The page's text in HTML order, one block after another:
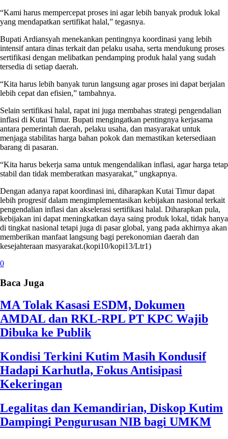
“Kami harus mempercepat proses ini agar lebih banyak produk lokal
yang mendapatkan sertifikat halal,” tegasnya.
Bupati Ardiansyah menekankan pentingnya koordinasi yang lebih
intensif antara dinas terkait dan pelaku usaha, serta mendukung proses
sertifikasi dengan melibatkan pendamping produk halal yang sudah
tersedia di setiap daerah.
“Kita harus lebih banyak turun langsung agar proses ini dapat berjalan
lebih cepat dan efisien,” tambahnya.
Selain sertifikasi halal, rapat ini juga membahas strategi pengendalian
inflasi di Kutai Timur. Bupati mengingatkan pentingnya kerjasama
antara pemerintah daerah, pelaku usaha, dan masyarakat untuk
menjaga stabilitas harga bahan pokok dan memastikan ketersediaan
barang di pasaran.
“Kita harus bekerja sama untuk mengendalikan inflasi, agar harga tetap
stabil dan tidak memberatkan masyarakat,” ungkapnya.
Dengan adanya rapat koordinasi ini, diharapkan Kutai Timur dapat
lebih progresif dalam mengimplementasikan kebijakan nasional terkait
pengendalian inflasi dan akselerasi sertifikasi halal. Diharapkan pula,
kebijakan ini dapat meningkatkan daya saing produk lokal, tidak hanya
di tingkat nasional tetapi juga di pasar global, yang pada akhirnya akan
memberikan manfaat langsung bagi perekonomian daerah dan
kesejahteraan masyarakat.(kopi10/kopi13/Ltr1)
0
Baca Juga
MA Tolak Kasasi ESDM, Dokumen
AMDAL dan RKL-RPL PT KPC Wajib
Dibuka ke Publik
Kondisi Terkini Kutim Masih Kondusif
Hadapi Karhutla, Fokus Antisipasi
Kekeringan
Legalitas dan Kemandirian, Diskop Kutim
Dampingi Pengurusan NIB bagi UMKM